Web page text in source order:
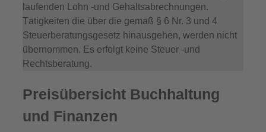
laufenden Lohn -und Gehaltsabrechnungen.
Tätigkeiten die über die gemäß § 6 Nr. 3 und 4
Steuerberatungsgesetz hinausgehen, werden nicht
übernommen. Es erfolgt keine Steuer -und
Rechtsberatung.
Preisübersicht Buchhaltung
und Finanzen